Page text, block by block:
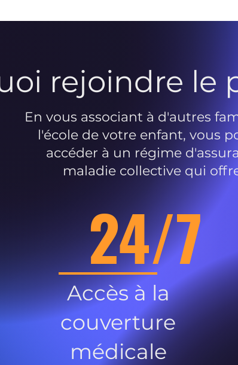
rejoindre le
En vous associant à d'autres
l'école de votre enfant, vous
accéder à un régime
maladie collective qui
24/7
Accès à la
couverture
médicale